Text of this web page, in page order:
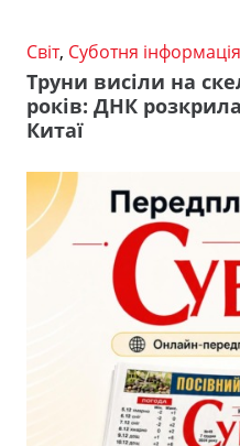
Світ, Суботня інформація
Труни висіли на
років: ДНК
Китаї